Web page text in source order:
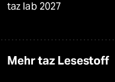
taz lab 2027
Mehr taz Lesestoff